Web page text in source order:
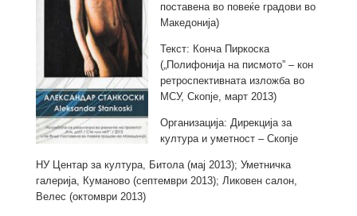
поставена во повеќе градови во
Македонија)
Текст: Конча Пиркоска
(„Полифонија на писмото” – кон
ретроспективната изложба во
МСУ, Скопје, март 2013)
Организација: Дирекција за
култура и уметност – Скопје
НУ Центар за култура, Битола (мај 2013); Уметничка
галерија, Куманово (септември 2013); Ликовен салон,
Велес (октомври 2013)